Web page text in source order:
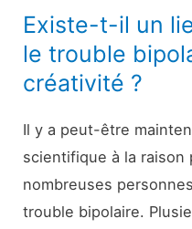
Existe-t-il un
le trouble
créativité ?
Il y a peut-être
scientifique à la raison
nombreuses
trouble bipolaire.